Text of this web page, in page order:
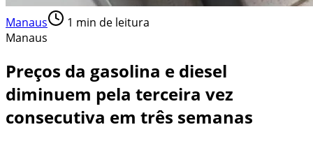
Manaus 1 min de leitura
Manaus
Preços da gasolina e diesel
diminuem pela terceira vez
consecutiva em três semanas